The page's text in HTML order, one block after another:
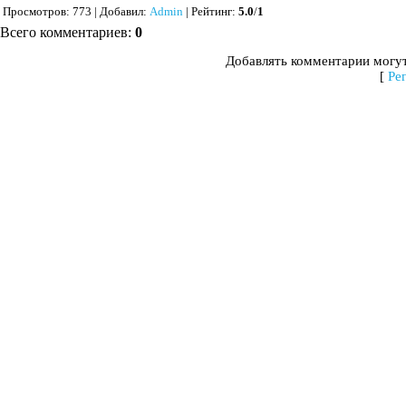
Просмотров: 773 | Добавил: Admin | Рейтинг: 5.0/1
Всего комментариев: 0
Добавлять комментарии
[